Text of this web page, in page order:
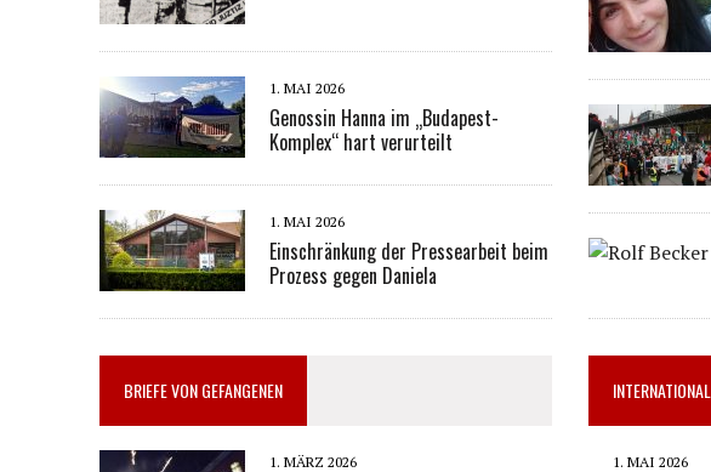
1. MAI 2026
Genossin Hanna im „Budapest-
Komplex“ hart verurteilt
1. MAI 2026
Einschränkung der Pressearbeit beim
Prozess gegen Daniela
BRIEFE VON GEFANGENEN
1. MÄRZ 2026
INTERNATIONAL
1. MAI 2026